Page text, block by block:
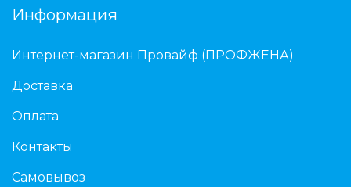
Информация
Интернет-магазин Провайф (ПРОФЖЕНА)
Доставка
Оплата
Контакты
Самовывоз